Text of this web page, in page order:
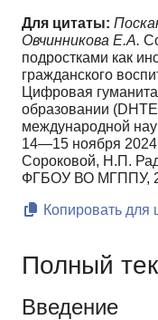
Для цитаты:
Овчинникова Е.А.
подростками как
гражданского
Цифровая
образовании
международной
14—15 ноября
Сороковой, Н.П.
ФГБОУ ВО МГППУ,
Копировать для
Полный
Введение